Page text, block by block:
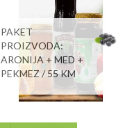
PAKET
PROIZVODA:
ARONIJA + MED +
PEKMEZ / 55 KM